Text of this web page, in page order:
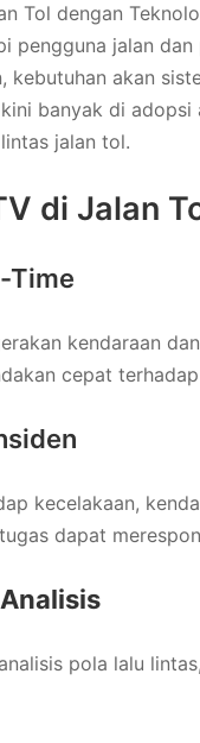
Tol dengan
pengguna jalan
kebutuhan akan
banyak di
jalan tol.
di Jalan
Time
kendaraan
cepat
kecelakaan,
dapat
pola lalu